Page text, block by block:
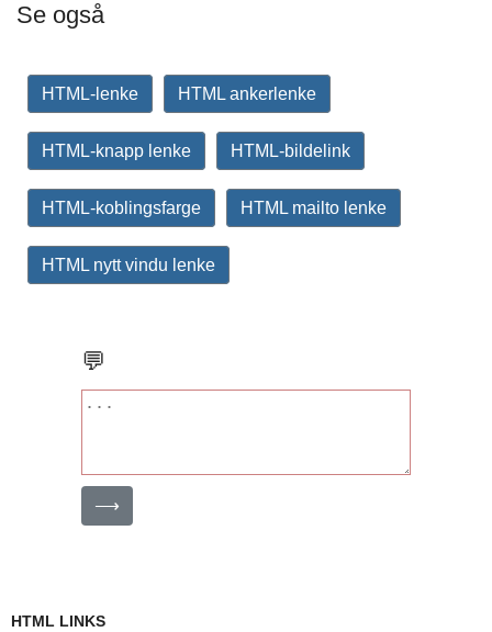
Se også
HTML-lenke HTML ankerlenke
HTML-knapp lenke HTML-bildelink
HTML-koblingsfarge HTML mailto lenke
HTML nytt vindu lenke
💬
⟶
HTML LINKS